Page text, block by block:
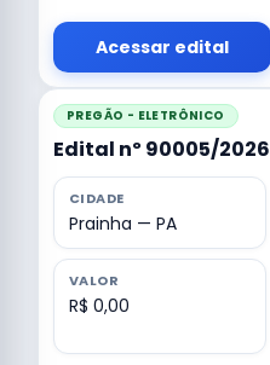
Acessar edital
PREGÃO - ELETRÔNICO
Edital nº 90005/2026
CIDADE
Prainha — PA
VALOR
R$ 0,00